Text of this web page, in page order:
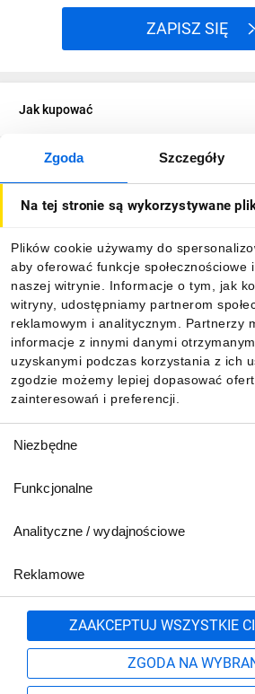
Zgoda Szczegóły
Na tej stronie są wykorzystywane
Plików cookie używamy do
aby oferować funkcje społecznościowe
naszej witrynie. Informacje o tym, jak
witryny, udostępniamy partnerom
reklamowym i analitycznym. Partnerzy
informacje z innymi danymi
uzyskanymi podczas korzystania z ich
zgodzie możemy lepiej dopasować
zainteresowań i preferencji.
zgody
Niezbędne
Funkcjonalne
Analityczne / wydajnościowe
Reklamowe
ZAAKCEPTUJ WSZYSTKIE
ZGODA NA
ZAPISZ SIĘ
Jak kupować
O firmie
Informacje
Pobierz naszą aplikację
801 500 700 lub
71
Formularz